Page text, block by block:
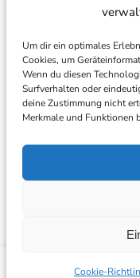
Um dir ein optimales
Cookies, um
Wenn du diesen
Surfverhalten oder
deine Zustimmung nicht
Merkmale und Funktionen
Cookie-